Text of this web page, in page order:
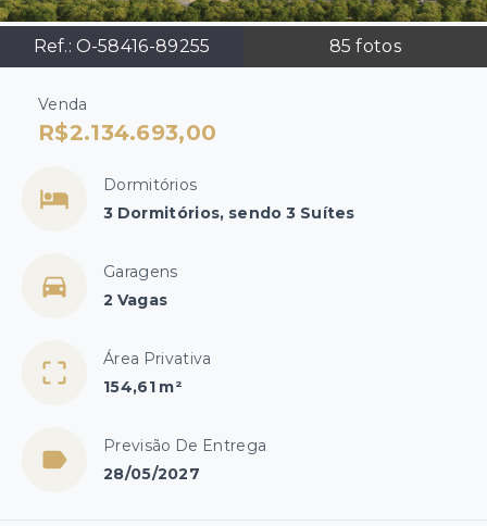
Ref.: O-58416-89255 85 fotos
Venda
R$2.134.693,00
Dormitórios
3 Dormitórios, sendo 3 Suítes
Garagens
2 Vagas
Área Privativa
154,61 m²
Previsão De Entrega
28/05/2027